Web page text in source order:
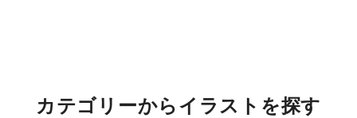
カテゴリーからイラストを探す